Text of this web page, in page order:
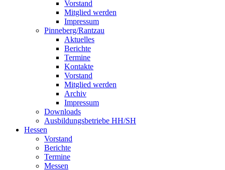
Vorstand
Mitglied werden
Impressum
Pinneberg/Rantzau
Aktuelles
Berichte
Termine
Kontakte
Vorstand
Mitglied werden
Archiv
Impressum
Downloads
Ausbildungsbetriebe HH/SH
Hessen
Vorstand
Berichte
Termine
Messen